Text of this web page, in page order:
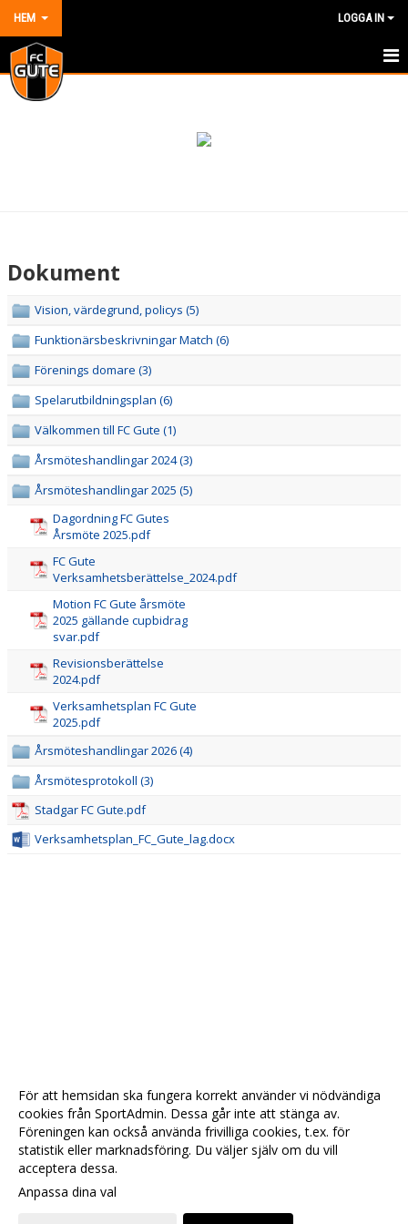
HEM LOGGA IN
HEM
MATCHER
BILDGALLERI
Dokument
Vision, värdegrund, policys (5)
Funktionärsbeskrivningar Match (6)
Förenings domare (3)
Spelarutbildningsplan (6)
Välkommen till FC Gute (1)
Årsmöteshandlingar 2024 (3)
Årsmöteshandlingar 2025 (5)
Dagordning FC Gutes
Årsmöte 2025.pdf
FC Gute
Verksamhetsberättelse_2024.pdf
Motion FC Gute årsmöte
2025 gällande cupbidrag
svar.pdf
Revisionsberättelse
2024.pdf
Verksamhetsplan FC Gute
2025.pdf
Årsmöteshandlingar 2026 (4)
Årsmötesprotokoll (3)
Stadgar FC Gute.pdf
Verksamhetsplan_FC_Gute_lag.docx
För att hemsidan ska fungera korrekt använder vi nödvändiga
cookies från SportAdmin. Dessa går inte att stänga av.
Föreningen kan också använda frivilliga cookies, t.ex. för
statistik eller marknadsföring. Du väljer själv om du vill
acceptera dessa.
Anpassa dina val